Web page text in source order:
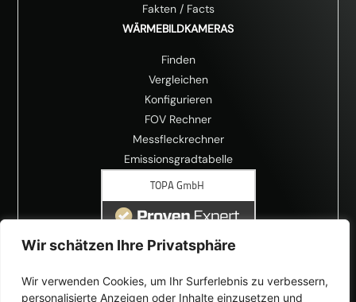
Wir schätzen Ihre Privatsphäre
Wir verwenden Cookies, um Ihr Surferlebnis zu verbessern,
personalisierte Anzeigen oder Inhalte einzusetzen und
Fakten/ Facts
WÄRMEBILDKAMERAS
Finden
Vergleichen
Konfigurieren
FOV Rechner
Messfleckrechner
Emissionsgradtabelle